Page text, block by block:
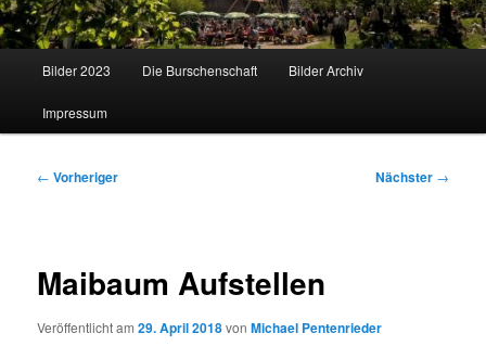
Bilder 2023 Die Burschenschaft Bilder Archiv
Impressum
Beitragsnavigation
← Vorheriger Nächster →
Maibaum Aufstellen
Veröffentlicht am29. April 2018vonMichael Pentenrieder